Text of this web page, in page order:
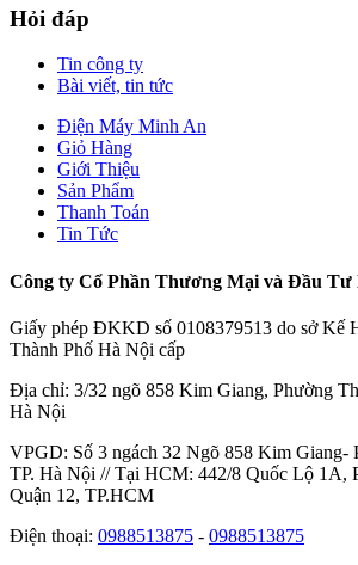
Hỏi đáp
Tin công ty
Bài viết, tin tức
Điện Máy Minh An
Giỏ Hàng
Giới Thiệu
Sản Phẩm
Thanh Toán
Tin Tức
Công ty Cổ Phần Thương Mại và Đầu Tư
Giấy phép ĐKKD số 0108379513 do sở Kế
Thành Phố Hà Nội cấp
Địa chỉ: 3/32 ngõ 858 Kim Giang, Phường
Hà Nội
VPGD: Số 3 ngách 32 Ngõ 858 Kim Giang-
TP. Hà Nội // Tại HCM: 442/8 Quốc Lộ 1A,
Quận 12, TP.HCM
Điện thoại: 0988513875 - 0988513875